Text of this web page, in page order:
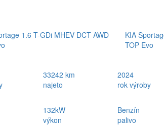
1.6 T-GDi MHEV DCT AWD
33242 km
najeto
132kW
výkon
KIA
TOP Evo
2024
rok výroby
Benzín
palivo